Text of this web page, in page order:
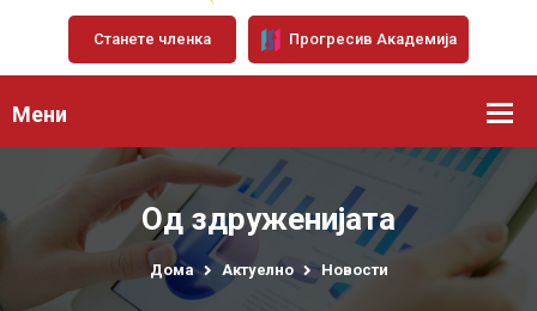
Станете членка Прогресив Академија
Мени
Од здруженијата
Дома Актуелно Новости